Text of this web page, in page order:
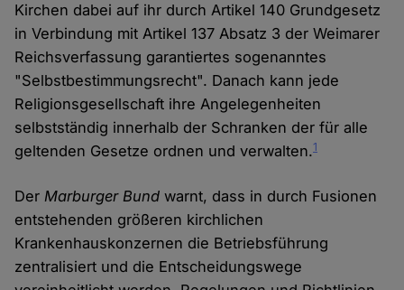
Kirchen dabei auf ihr durch Artikel 140 Grundgesetz
in Verbindung mit Artikel 137 Absatz 3 der Weimarer
Reichsverfassung garantiertes sogenanntes
"Selbstbestimmungsrecht". Danach kann jede
Religionsgesellschaft ihre Angelegenheiten
selbstständig innerhalb der Schranken der für alle
geltenden Gesetze ordnen und verwalten.1
DerMarburger Bund warnt, dass in durch Fusionen
entstehenden größeren kirchlichen
Krankenhauskonzernen die Betriebsführung
zentralisiert und die Entscheidungswege